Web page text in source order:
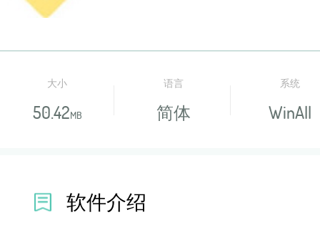
大小
50.42MB
语言
简体
系统
WinAll
软件介绍